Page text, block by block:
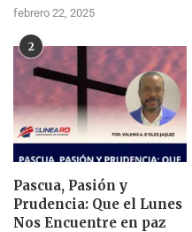
febrero 22, 2025
2
Pascua, Pasión y
Prudencia: Que el Lunes
Nos Encuentre en paz